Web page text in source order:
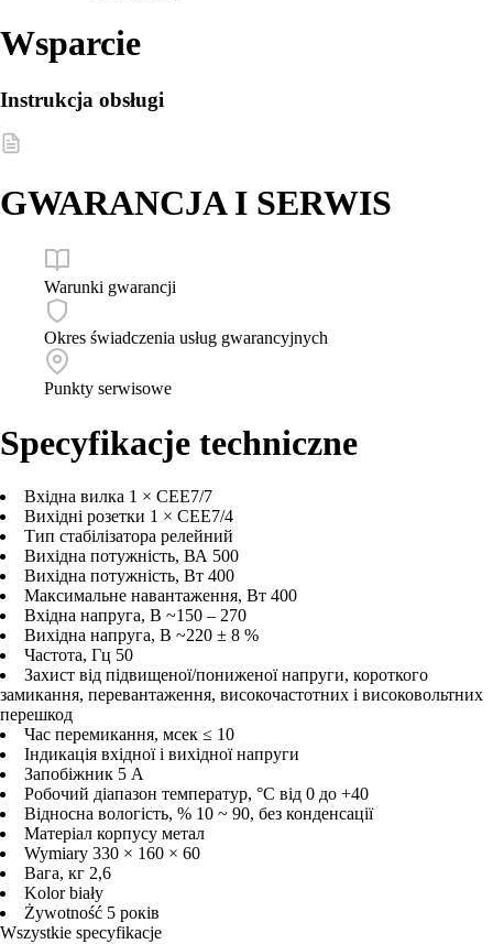
Wsparcie
Instrukcja obsługi
GWARANCJA I SERWIS
Warunki gwarancji
Okres świadczenia usług gwarancyjnych
Punkty serwisowe
Specyfikacje techniczne
Вхідна вилка 1 × СЕЕ7/7
Вихідні розетки 1 × СЕЕ7/4
Тип стабілізатора релейний
Вихідна потужність, ВА 500
Вихідна потужність, Вт 400
Максимальне навантаження, Вт 400
Вхідна напруга, В ~150 – 270
Вихідна напруга, В ~220 ± 8 %
Частота, Гц 50
Захист від підвищеної/пониженої напруги, короткого
замикання, перевантаження, високочастотних і високовольтних
перешкод
Час перемикання, мсек ≤ 10
Індикація вхідної і вихідної напруги
Запобіжник 5 А
Робочий діапазон температур, °C від 0 до +40
Відносна вологість, % 10 ~ 90, без конденсації
Матеріал корпусу метал
Wymiary 330 × 160 × 60
Вага, кг 2,6
Kolor biały
Żywotność 5 років
Wszystkie specyfikacje